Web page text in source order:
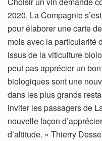
2020, La Compagnie
pour élaborer une carte
mois avec la particularité
issus de la viticulture
peut pas apprécier un
biologiques sont une
dans les plus grands
inviter les passagers de
nouvelle façon
d’altitude. » Thierry